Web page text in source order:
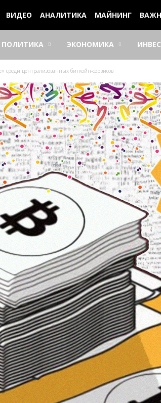
ВИДЕО АНАЛИТИКА МАЙНИНГ
ПОЛИТИКА ЭКОНОМИКА
среди централизованных биткойн-сервисов